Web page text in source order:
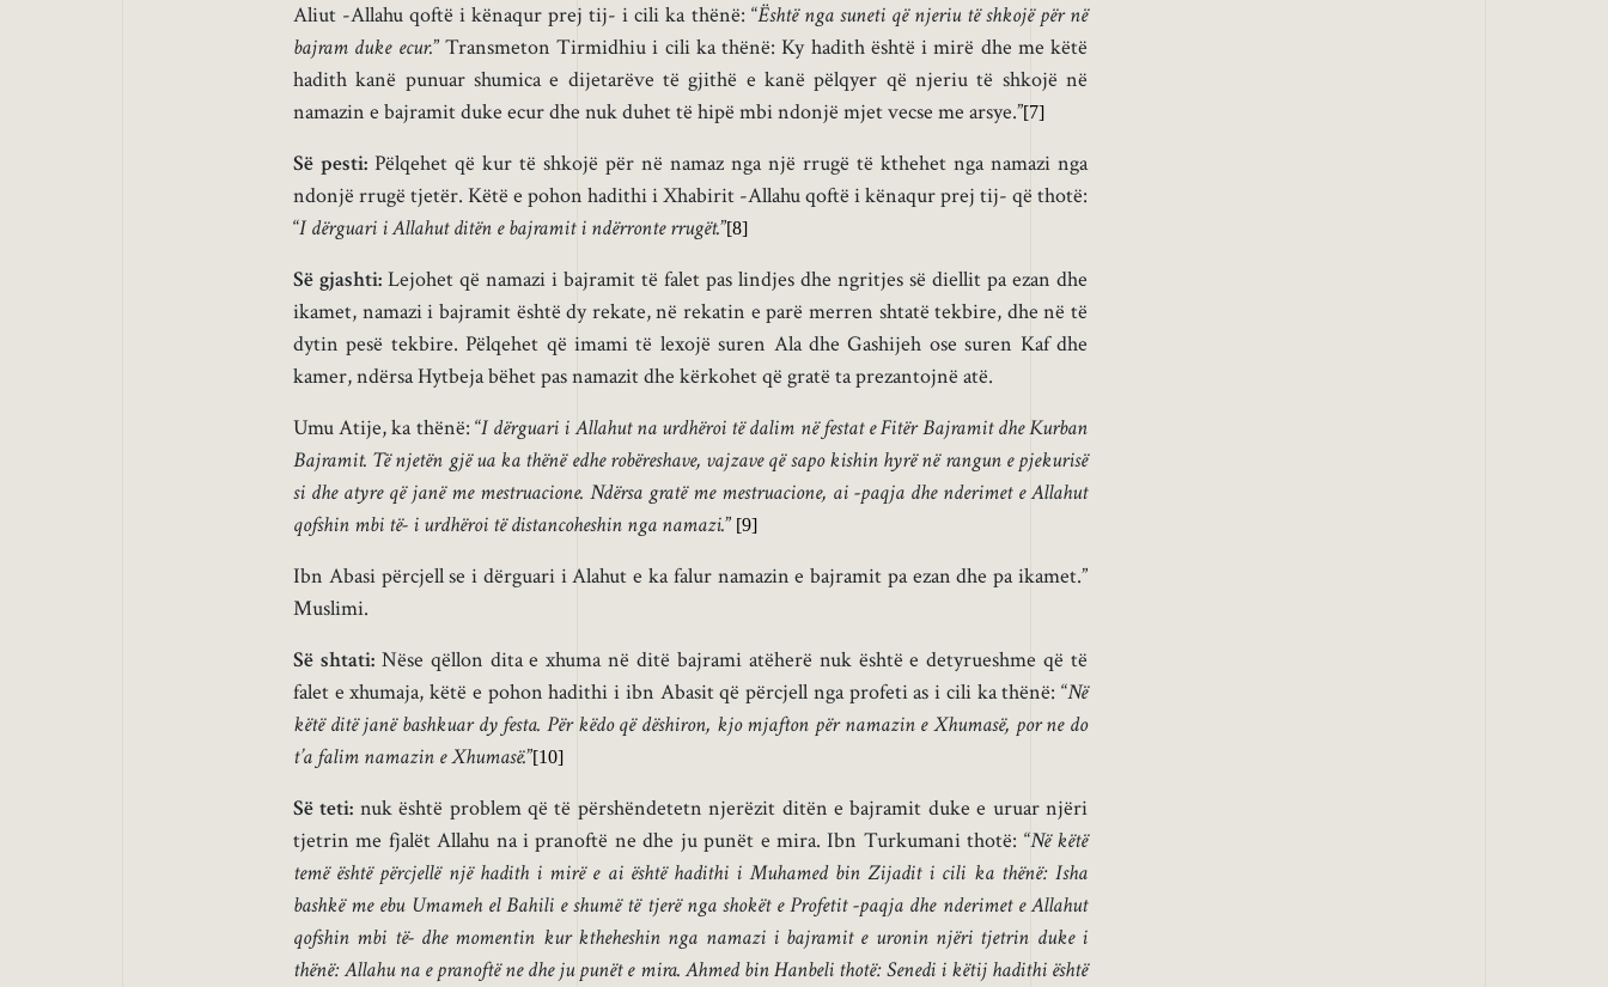
Aliut -Allahu qoftë i kënaqur prej tij- i cili ka thënë: “Është nga suneti që njeriu të shkojë për në
bajram duke ecur.” Transmeton Tirmidhiu i cili ka thënë: Ky hadith është i mirë dhe me këtë
hadith kanë punuar shumica e dijetarëve të gjithë e kanë pëlqyer që njeriu të shkojë në
namazin e bajramit duke ecur dhe nuk duhet të hipë mbi ndonjë mjet vecse me arsye.”[7]
Së pesti: Pëlqehet që kur të shkojë për në namaz nga një rrugë të kthehet nga namazi nga
ndonjë rrugë tjetër. Këtë e pohon hadithi i Xhabirit -Allahu qoftë i kënaqur prej tij- që thotë:
“I dërguari i Allahut ditën e bajramit i ndërronte rrugët.”[8]
Së gjashti: Lejohet që namazi i bajramit të falet pas lindjes dhe ngritjes së diellit pa ezan dhe
ikamet, namazi i bajramit është dy rekate, në rekatin e parë merren shtatë tekbire, dhe në të
dytin pesë tekbire. Pëlqehet që imami të lexojë suren Aladhe Gashijeh ose suren Kaf dhe
kamer, ndërsa Hytbeja bëhet pas namazit dhe kërkohet që gratë ta prezantojnë atë.
Umu Atije, ka thënë: “I dërguari i Allahut na urdhëroi të dalim në festat e Fitër Bajramit dhe Kurban
Bajramit. Të njetën gjë ua ka thënë edhe robëreshave, vajzave që sapo kishin hyrë në rangun e pjekurisë
si dhe atyre që janë me mestruacione. Ndërsa gratë me mestruacione, ai -paqja dhe nderimet e Allahut
qofshin mbi të- i urdhëroi të distancoheshin nga namazi.” [9]
Ibn Abasi përcjell se i dërguari i Alahut e ka falur namazin e bajramit pa ezan dhe pa ikamet.”
Muslimi.
Së shtati:Nëse qëllon dita e xhuma në ditë bajrami atëherë nuk është e detyrueshme që të
falet e xhumaja, këtë e pohon hadithi i ibn Abasit që përcjell nga profeti as i cili ka thënë: “Në
këtë ditë janë bashkuar dy festa. Për këdo që dëshiron, kjo mjafton për namazin e Xhumasë, por ne do
t’a falim namazin e Xhumasë.”[10]
Së teti: nuk është problem që të përshëndetetn njerëzit ditën e bajramit duke e uruar njëri
tjetrin me fjalët Allahu na i pranoftë ne dhe ju punët e mira. Ibn Turkumani thotë: “Në këtë
temë është përcjellë një hadith i mirë e ai është hadithi i Muhamed bin Zijadit i cili ka thënë: Isha
bashkë me ebu Umameh el Bahili e shumë të tjerë nga shokët e Profetit -paqja dhe nderimet e Allahut
qofshin mbi të- dhe momentin kur ktheheshin nga namazi i bajramit e uronin njëri tjetrin duke i
thënë: Allahu na e pranoftë ne dhe ju punët e mira. Ahmed bin Hanbeli thotë: Senedi i këtij hadithi është